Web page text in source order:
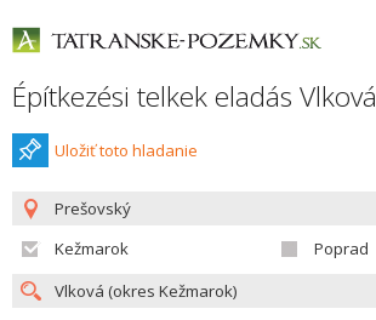
Építkezési telkek eladás Vlková
Uložiť toto hladanie
Prešovský
Kežmarok
Poprad